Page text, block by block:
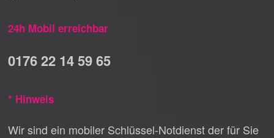
24h Mobil erreichbar
0176 22 14 59 65
* Hinweis
Wir sind ein mobiler Schlüssel-Notdienst der für Sie